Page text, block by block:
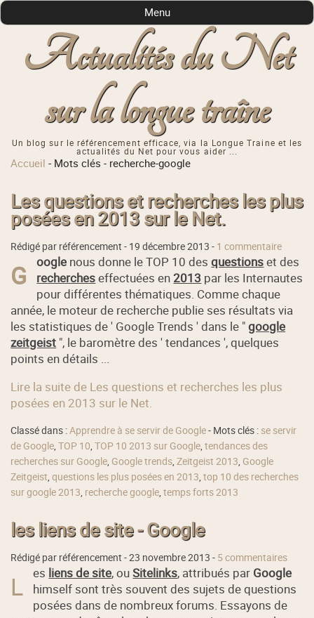
Actualités du Net
sur la longue traîne
Un blog sur le référencement efficace, via la Longue Traine et les
actualités du Net pour vous aider ...
Menu
Accueil - Mots clés - recherche-google
Les questions et recherches les plus
posées en 2013 sur le Net.
Rédigé par référencement - 19 décembre 2013 - 1 commentaire
G oogle nous donne le TOP 10 desquestionset des
rechercheseffectuées en2013 par les Internautes
pour différentes thématiques. Comme chaque
année, le moteur de recherche publie ses résultats via
les statistiques de ' Google Trends ' dans le "google
zeitgeist ", le baromètre des ' tendances ', quelques
points en détails ...
Lire la suite de Les questions et recherches les plus
posées en 2013 sur le Net.
Classé dans :Apprendre à se servir de Google- Mots clés : se servir
de Google,TOP 10,TOP 10 2013 sur Google,tendances des
recherches sur Google, Google trends,Zeitgeist 2013, Google
Zeitgeist,questions les plus posées en 2013,top 10 des recherches
sur google 2013, recherche google,temps forts 2013
les liens de site - Google
Rédigé par référencement -23 novembre 2013 - 5 commentaires
L es liens de site, ouSitelinks, attribués par Google
himself sont très souvent des sujets de questions
posées dans de nombreux forums. Essayons de